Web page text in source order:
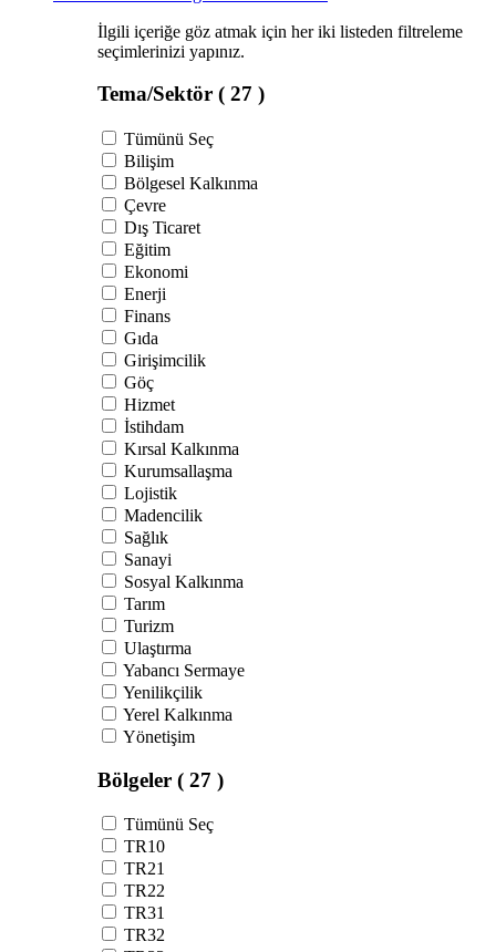
İlgili içeriğe göz atmak için her iki listeden filtreleme
seçimlerinizi yapınız.
Tema/Sektör ( 27 )
Tümünü Seç
Bilişim
Bölgesel Kalkınma
Çevre
Dış Ticaret
Eğitim
Ekonomi
Enerji
Finans
Gıda
Girişimcilik
Göç
Hizmet
İstihdam
Kırsal Kalkınma
Kurumsallaşma
Lojistik
Madencilik
Sağlık
Sanayi
Sosyal Kalkınma
Tarım
Turizm
Ulaştırma
Yabancı Sermaye
Yenilikçilik
Yerel Kalkınma
Yönetişim
Bölgeler ( 27 )
Tümünü Seç
TR10
TR21
TR22
TR31
TR32